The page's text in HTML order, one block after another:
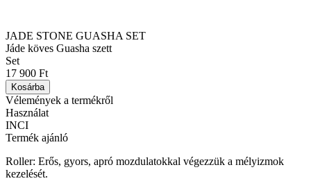
JADE STONE GUASHA SET
Jáde köves Guasha szett
Set
17 900 Ft
Kosárba
Vélemények a termékről
Használat
INCI
Termék ajánló
Roller: Erős, gyors, apró mozdulatokkal végezzük a mélyizmok
kezelését.